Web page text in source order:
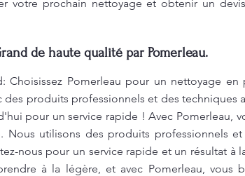
votre prochain nettoyage et obtenir un
de haute qualité par Pomerleau.
Choisissez Pomerleau pour un nettoyage
produits professionnels et des techniques
pour un service rapide ! Avec Pomerleau,
utilisons des produits professionnels et
nous pour un service rapide et un résultat à
à la légère, et avec Pomerleau, vous